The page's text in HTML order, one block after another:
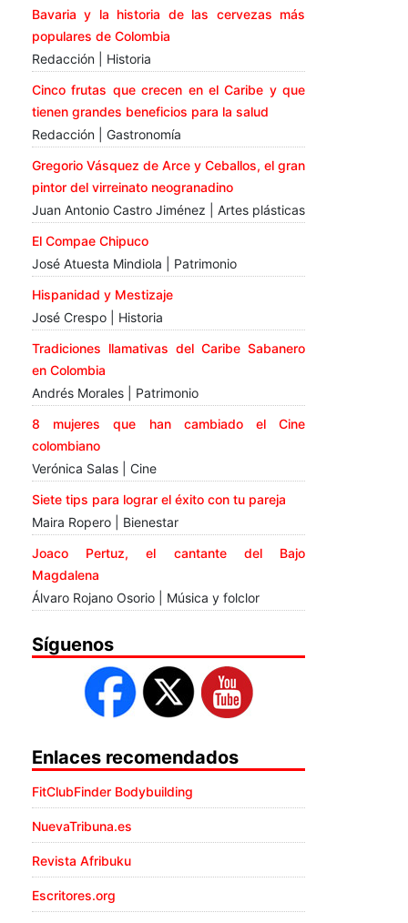
Bavaria y la historia de las cervezas más
populares de Colombia
Redacción | Historia
Cinco frutas que crecen en el Caribe y que
tienen grandes beneficios para la salud
Redacción | Gastronomía
Gregorio Vásquez de Arce y Ceballos, el gran
pintor del virreinato neogranadino
Juan Antonio Castro Jiménez | Artes plásticas
El Compae Chipuco
José Atuesta Mindiola | Patrimonio
Hispanidad y Mestizaje
José Crespo | Historia
Tradiciones llamativas del Caribe Sabanero
en Colombia
Andrés Morales | Patrimonio
8 mujeres que han cambiado el Cine
colombiano
Verónica Salas | Cine
Siete tips para lograr el éxito con tu pareja
Maira Ropero | Bienestar
Joaco Pertuz, el cantante del Bajo
Magdalena
Álvaro Rojano Osorio | Música y folclor
Síguenos
Enlaces recomendados
FitClubFinder Bodybuilding
NuevaTribuna.es
Revista Afribuku
Escritores.org